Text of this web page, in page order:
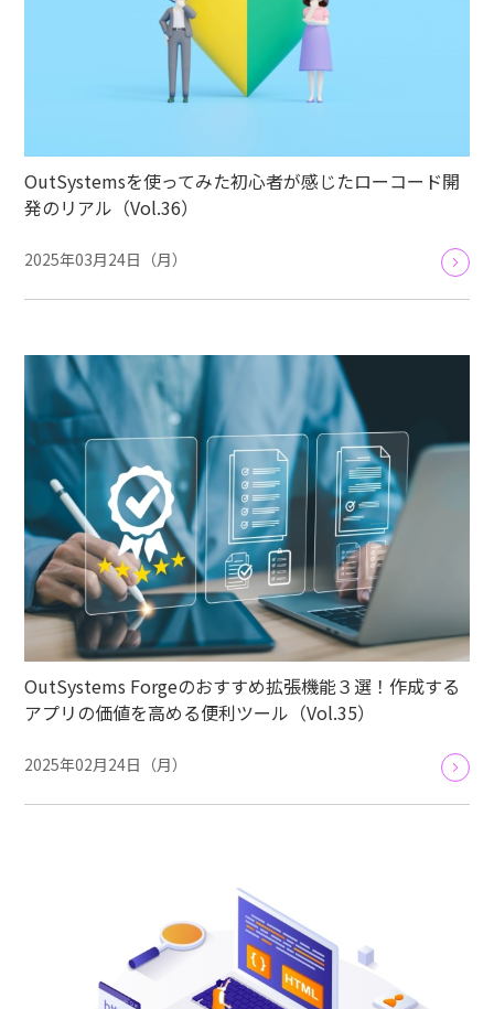
OutSystemsを使ってみた初心者が感じたローコード開
発のリアル（Vol.36）
2025年03月24日（月）
OutSystems Forgeのおすすめ拡張機能３選！作成する
アプリの価値を高める便利ツール（Vol.35）
2025年02月24日（月）